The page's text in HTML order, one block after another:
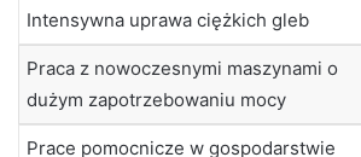
Intensywna uprawa ciężkich gleb
Praca z nowoczesnymi maszynami o
dużym zapotrzebowaniu mocy
Prace pomocnicze w gospodarstwie